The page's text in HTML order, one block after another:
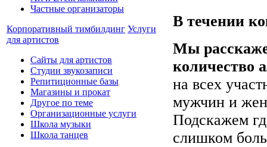
Частные организаторы
Корпоративный тимбилдинг Услуги
для артистов
Сайты для артистов
Студии звукозаписи
Репитиционные базы
Магазины и прокат
Другое по теме
Организационные услуги
Школа музыки
Школа танцев
В течении
Мы
количество
на всех
мужчин и
Подскажем
слишком